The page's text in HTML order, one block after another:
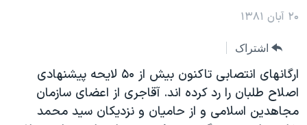
صفحه
جهش
به
جستجو
جهان
ویژه برنامه‌ها
ویدیوها
صفحه‌های ویژه
۲۵۰سالگی آمریکا
بایگانی برنامه‌های تلویزیونی
فرکانس‌های صدای آمریکا
پخش رادیویی
یادگیری زبان انگلیسی
۲۰ آبان ۱۳۸۱
اشتراک
ارگانهای انتصابی تاکنون بيش از ۵۰ لايحه پيشنهادی
اصلاح طلبان را رد کرده اند. آقاجری از اعضای سازمان
مجاهدين اسلامی و از حاميان و نزديکان سيد محمد